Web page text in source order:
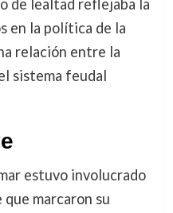
de lealtad reflejaba la
en la política de la
relación entre la
sistema feudal
estuvo involucrado
marcaron su